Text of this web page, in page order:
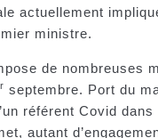
actuellement
ministre.
de nombreuses
septembre. Port du
référent Covid
autant